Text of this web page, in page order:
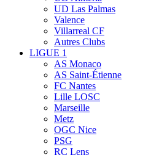
UD Las Palmas
Valence
Villarreal CF
Autres Clubs
LIGUE 1
AS Monaco
AS Saint-Étienne
FC Nantes
Lille LOSC
Marseille
Metz
OGC Nice
PSG
RC Lens